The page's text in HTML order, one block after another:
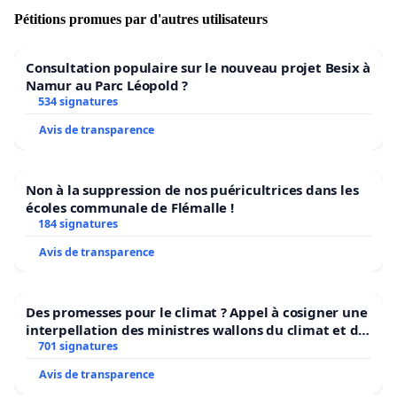
également, nous voulons faire partie d'une institution
solutions au problème climatique.
5) Que la grande majorité des études dans les
universités et dans les hautes écoles nous préparent à
économique de notre temps est presque totalement
absent de nos programmes. En ne préparant pas
suffisamment les étudiants à la crise climatique, les
hautes écoles et les universités diplôment des étudiants
également un cours obligatoire sur le climat pour les
bacheliers ou une ligne d’apprentissage où les
problématiques écologique et climatique seront
abordées dans différents cours.
Pétitions promues par d'autres utilisateurs
Consultation populaire sur le nouveau projet Besix à
Namur au Parc Léopold ?
534 signatures
Avis de transparence
Non à la suppression de nos puéricultrices dans les
écoles communale de Flémalle !
184 signatures
Avis de transparence
Des promesses pour le climat ? Appel à cosigner une
interpellation des ministres wallons du climat et de
l’environnement.
701 signatures
Avis de transparence